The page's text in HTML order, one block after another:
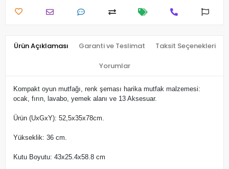
Ürün Açıklaması Garanti ve Teslimat Taksit Seçenekleri
Yorumlar
Kompakt oyun mutfağı, renk şeması harika mutfak malzemesi:
ocak, fırın, lavabo, yemek alanı ve 13 Aksesuar.
Ürün (UxGxY): 52,5x35x78cm.
Yükseklik: 36 cm.
Kutu Boyutu: 43x25.4x58.8 cm